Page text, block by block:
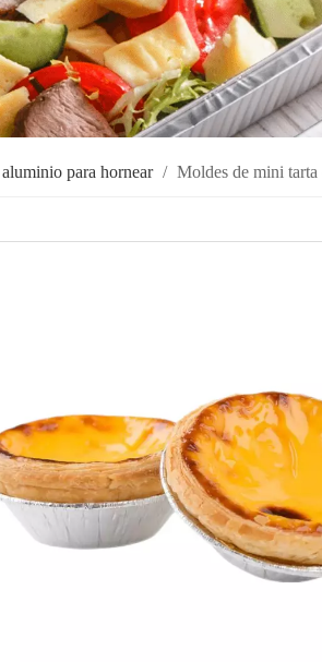
para hornear / Moldes de mini